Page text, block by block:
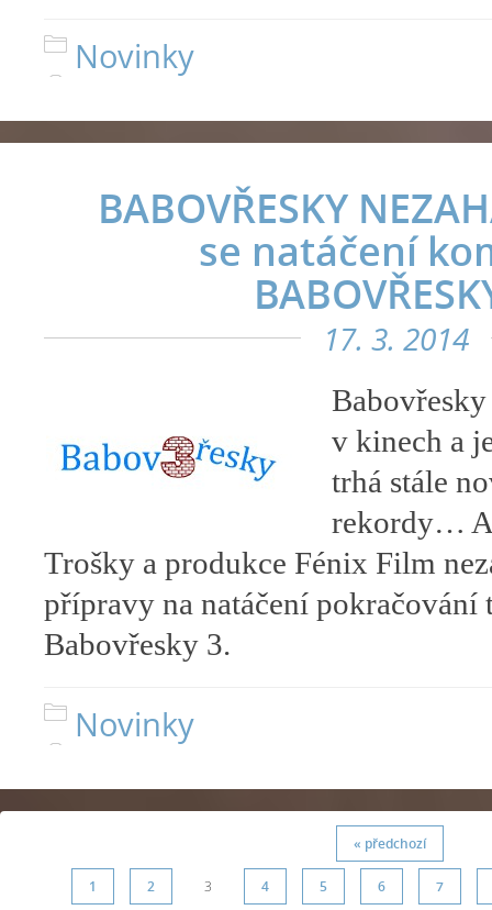
Novinky
BABOVŘESKY
se natáčení
17. 3. 2014
v kinech a
trhá stále
rekordy…
Trošky a produkce Fénix Film
přípravy na natáčení pokračování
Babovřesky 3.
Novinky
« předchozí
1 2 3 4 5 6 7